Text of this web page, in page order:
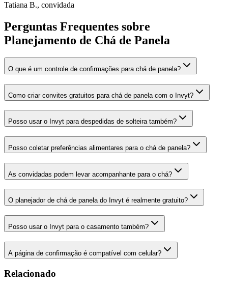
Tatiana B., convidada
Perguntas Frequentes sobre
Planejamento de Chá de Panela
O que é um controle de confirmações para chá de panela?
Como criar convites gratuitos para chá de panela com o Invyt?
Posso usar o Invyt para despedidas de solteira também?
Posso coletar preferências alimentares para o chá de panela?
As convidadas podem levar acompanhante para o chá?
O planejador de chá de panela do Invyt é realmente gratuito?
Posso usar o Invyt para o casamento também?
A página de confirmação é compatível com celular?
Relacionado